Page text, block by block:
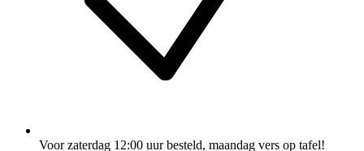
Voor zaterdag 12:00 uur besteld, maandag vers op tafel!